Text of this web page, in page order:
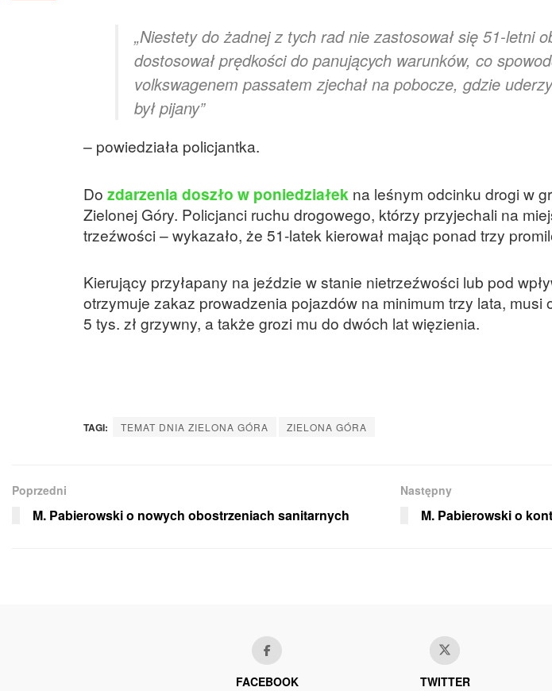
„Niestety do żadnej z tych rad nie zastosował się 51-letni
dostosował prędkości do panujących warunków, co
volkswagenem passatem zjechał na pobocze, gdzie
był pijany”
– powiedziała policjantka.
Do zdarzenia doszło w poniedziałek na leśnym odcinku drogi w
Zielonej Góry. Policjanci ruchu drogowego, którzy przyjechali na
trzeźwości – wykazało, że 51-latek kierował mając ponad trzy
Kierujący przyłapany na jeździe w stanie nietrzeźwości lub pod
otrzymuje zakaz prowadzenia pojazdów na minimum trzy lata, musi
5 tys. zł grzywny, a także grozi mu do dwóch lat więzienia.
TAGI: TEMAT DNIA ZIELONA GÓRA ZIELONA GÓRA
Poprzedni
M. Pabierowski o nowych obostrzeniach sanitarnych
Następny
M. Pabierowski o
FACEBOOK TWITTER